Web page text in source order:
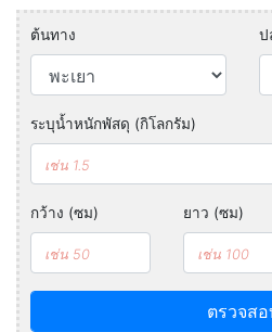
ต้นทาง ป
ระบุน้ำหนักพัสดุ (กิโลกรัม)
กว้าง (ซม) ยาว (ซม)
ตรวจสอ